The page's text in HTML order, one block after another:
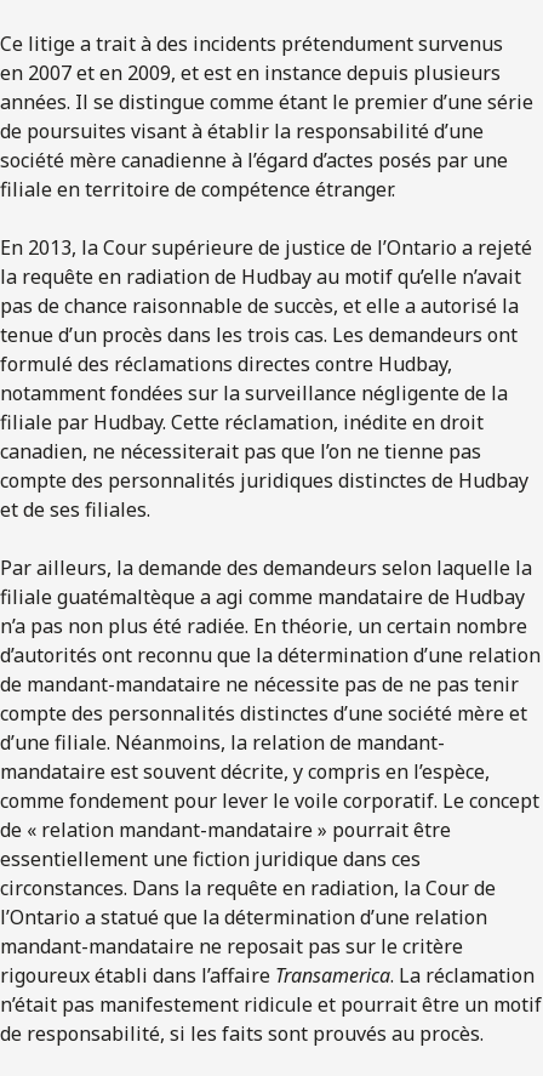
Ce litige a trait à des incidents prétendument survenus
en 2007 et en 2009, et est en instance depuis plusieurs
années. Il se distingue comme étant le premier d’une série
de poursuites visant à établir la responsabilité d’une
société mère canadienne à l’égard d’actes posés par une
filiale en territoire de compétence étranger.
En 2013, la Cour supérieure de justice de l’Ontario a rejeté
la requête en radiation de Hudbay au motif qu’elle n’avait
pas de chance raisonnable de succès, et elle a autorisé la
tenue d’un procès dans les trois cas. Les demandeurs ont
formulé des réclamations directes contre Hudbay,
notamment fondées sur la surveillance négligente de la
filiale par Hudbay. Cette réclamation, inédite en droit
canadien, ne nécessiterait pas que l’on ne tienne pas
compte des personnalités juridiques distinctes de Hudbay
et de ses filiales.
Par ailleurs, la demande des demandeurs selon laquelle la
filiale guatémaltèque a agi comme mandataire de Hudbay
n’a pas non plus été radiée. En théorie, un certain nombre
d’autorités ont reconnu que la détermination d’une relation
de mandant-mandataire ne nécessite pas de ne pas tenir
compte des personnalités distinctes d’une société mère et
d’une filiale. Néanmoins, la relation de mandant-
mandataire est souvent décrite, y compris en l’espèce,
comme fondement pour lever le voile corporatif. Le concept
de « relation mandant-mandataire » pourrait être
essentiellement une fiction juridique dans ces
circonstances. Dans la requête en radiation, la Cour de
l’Ontario a statué que la détermination d’une relation
mandant-mandataire ne reposait pas sur le critère
rigoureux établi dans l’affaire Transamerica. La réclamation
n’était pas manifestement ridicule et pourrait être un motif
de responsabilité, si les faits sont prouvés au procès.